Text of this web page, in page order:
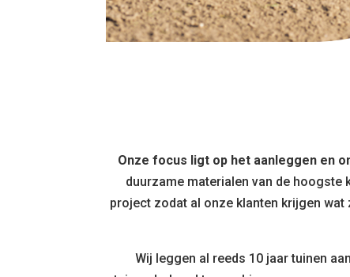
Onze focus ligt op het aanleggen en
duurzame materialen van de hoogste
project zodat al onze klanten krijgen
Wij leggen al reeds 10 jaar tuinen